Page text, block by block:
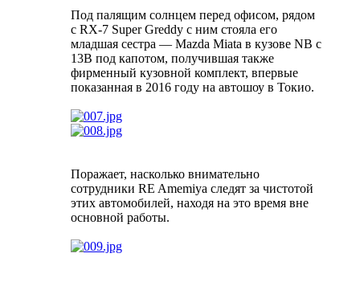
Под палящим солнцем перед офисом, рядом
с RX-7 Super Greddy с ним стояла его
младшая сестра — Mazda Miata в кузове NB с
13B под капотом, получившая также
фирменный кузовной комплект, впервые
показанная в 2016 году на автошоу в Токио.
Поражает, насколько внимательно
сотрудники RE Amemiya следят за чистотой
этих автомобилей, находя на это время вне
основной работы.